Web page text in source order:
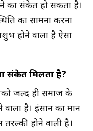
का संकेत हो सकता है।
का सामना करना
होने वाला है ऐसा
संकेत मिलता है?
जल्द ही समाज के
है। इंसान का मान
होने वाली है।